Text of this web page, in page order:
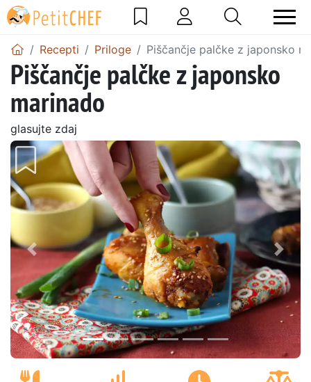
Recepti Priloge Piščančje palčke z japonsko
Piščančje palčke z japonsko
marinado
glasujte zdaj
Prejšnji